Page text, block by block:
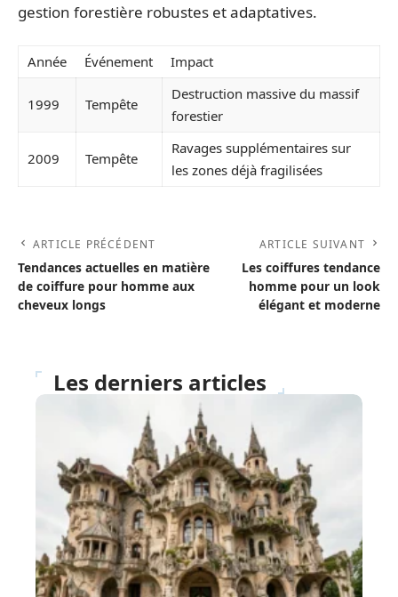
gestion forestière robustes et adaptatives.
Année Événement Impact
1999 Tempête
Destruction massive du massif
forestier
2009 Tempête
Ravages supplémentaires sur
les zones déjà fragilisées
ARTICLE PRÉCÉDENT
Tendances actuelles en matière
de coiffure pour homme aux
cheveux longs
ARTICLE SUIVANT
Les coiffures tendance
homme pour un look
élégant et moderne
Les derniers articles